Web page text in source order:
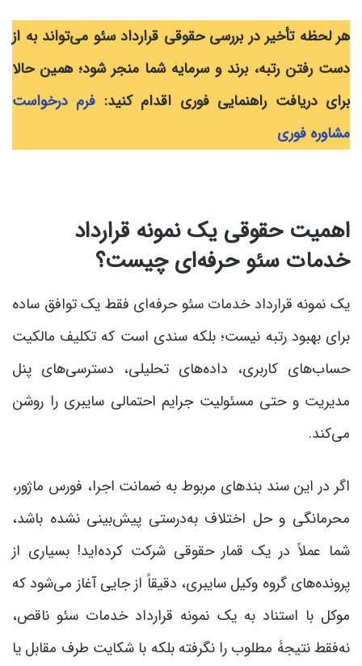
هر لحظه تأخیر در بررسی حقوقی قرارداد سئو می‌تواند به از
دست رفتن رتبه، برند و سرمایۀ شما منجر شود؛ همین حالا
برای دریافت راهنمایی فوری اقدام کنید: فرم درخواست
مشاوره فوری
اهمیت حقوقی یک نمونه قرارداد
خدمات سئو حرفه‌ای چیست؟
یک نمونه قرارداد خدمات سئو حرفه‌ای فقط یک توافق ساده
برای بهبود رتبه نیست؛ بلکه سندی است که تکلیف مالکیت
حساب‌های کاربری، داده‌های تحلیلی، دسترسی‌های پنل
مدیریت و حتی مسئولیت جرایم احتمالی سایبری را روشن
می‌کند.
اگر در این سند بندهای مربوط به ضمانت اجرا، فورس ماژور،
محرمانگی و حل اختلاف به‌درستی پیش‌بینی نشده باشد،
شما عملاً در یک قمار حقوقی شرکت کرده‌اید! بسیاری از
پرونده‌های گروه وکیل سایبری، دقیقاً از جایی آغاز می‌شود که
موکل با استناد به یک نمونه قرارداد خدمات سئو ناقص،
نه‌فقط نتیجۀ مطلوب را نگرفته بلکه با شکایت طرف مقابل یا